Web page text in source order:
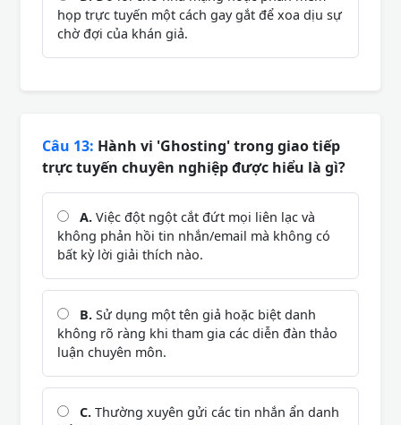
họp trực tuyến một cách gay gắt để xoa dịu sự
chờ đợi của khán giả.
Câu 13: Hành vi 'Ghosting' trong giao tiếp
trực tuyến chuyên nghiệp được hiểu là gì?
A. Việc đột ngột cắt đứt mọi liên lạc và
không phản hồi tin nhắn/email mà không có
bất kỳ lời giải thích nào.
B. Sử dụng một tên giả hoặc biệt danh
không rõ ràng khi tham gia các diễn đàn thảo
luận chuyên môn.
C. Thường xuyên gửi các tin nhắn ẩn danh